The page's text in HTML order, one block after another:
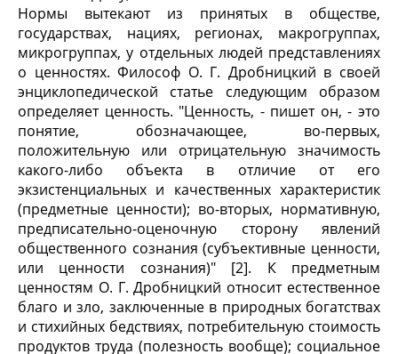
Нормы вытекают из принятых в обществе,
государствах, нациях, регионах, макрогруппах,
микрогруппах, у отдельных людей представлениях
о ценностях. Философ О. Г. Дробницкий в своей
энциклопедической статье следующим образом
определяет ценность. "Ценность, - пишет он, - это
понятие, обозначающее, во-первых,
положительную или отрицательную значимость
какого-либо объекта в отличие от его
экзистенциальных и качественных характеристик
(предметные ценности); во-вторых, нормативную,
предписательно-оценочную сторону явлений
общественного сознания (субъективные ценности,
или ценности сознания)" [2]. К предметным
ценностям О. Г. Дробницкий относит естественное
благо и зло, заключенные в природных богатствах
и стихийных бедствиях, потребительную стоимость
продуктов труда (полезность вообще); социальное